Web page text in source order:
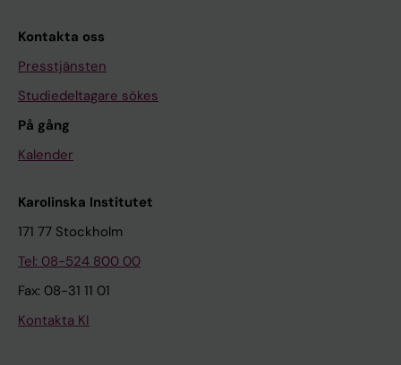
Kontakta oss
Presstjänsten
Studiedeltagare sökes
På gång
Kalender
Karolinska Institutet
171 77 Stockholm
Tel: 08-524 800 00
Fax: 08-31 11 01
Kontakta KI